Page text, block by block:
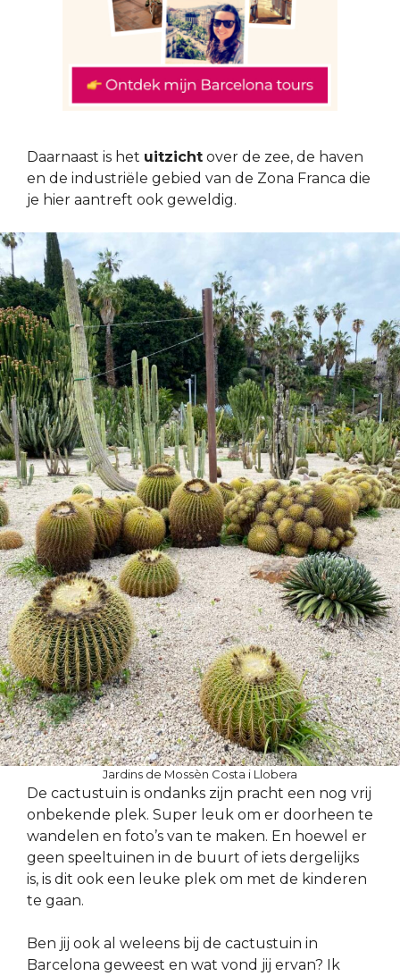
Daarnaast is het uitzicht over de zee, de haven
en de industriële gebied van de Zona Franca die
je hier aantreft ook geweldig.
Jardins de Mossèn Costa i Llobera
De cactustuin is ondanks zijn pracht een nog vrij
onbekende plek. Super leuk om er doorheen te
wandelen en foto’s van te maken. En hoewel er
geen speeltuinen in de buurt of iets dergelijks
is, is dit ook een leuke plek om met de kinderen
te gaan.
Ben jij ook al weleens bij de cactustuin in
Barcelona geweest en wat vond jij ervan? Ik